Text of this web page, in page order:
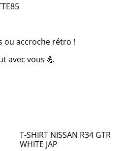
ou accroche rétro !
avec vous 💪
%
T-SHIRT NISSAN R34 GTR
WHITE JAP